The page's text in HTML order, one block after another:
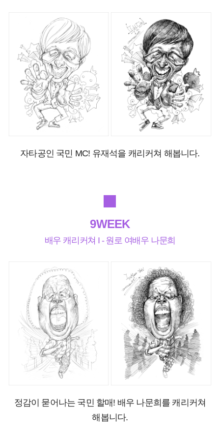
자타공인 국민 MC! 유재석을 캐리커쳐 해봅니다.
9WEEK
배우 캐리커쳐 I - 원로 여배우 나문희
정감이 묻어나는 국민 할매! 배우 나문희를 캐리커쳐
해봅니다.